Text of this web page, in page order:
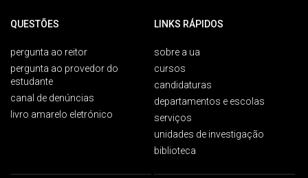
QUESTÕES
pergunta ao reitor
pergunta ao provedor do
estudante
canal de denúncias
livro amarelo eletrónico
LINKS RÁPIDOS
sobre a ua
cursos
candidaturas
departamentos e escolas
serviços
unidades de investigação
biblioteca